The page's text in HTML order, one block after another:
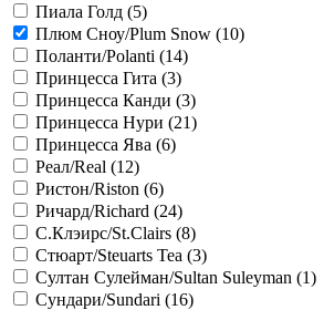
Пиала Голд (5)
Плюм Сноу/Plum Snow (10)
Поланти/Polanti (14)
Принцесса Гита (3)
Принцесса Канди (3)
Принцесса Нури (21)
Принцесса Ява (6)
Реал/Real (12)
Ристон/Riston (6)
Ричард/Richard (24)
С.Клэирс/St.Сlairs (8)
Стюарт/Steuarts Tea (3)
Султан Сулейман/Sultan Suleyman (1)
Сундари/Sundari (16)